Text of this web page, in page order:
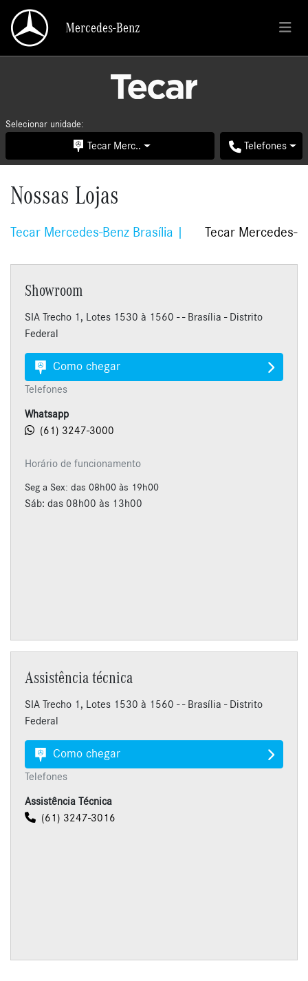
Mercedes-Benz
Selecionar unidade:
Tecar Merc.. Telefones
Nossas Lojas
Tecar Mercedes-Benz Brasília Tecar Mercedes-
Showroom
SIA Trecho 1, Lotes 1530 à 1560 - - Brasília - Distrito
Federal
Como chegar
Telefones
Whatsapp
(61) 3247-3000
Horário de funcionamento
Seg a Sex: das 08h00 às 19h00
Sáb: das 08h00 às 13h00
Assistência técnica
SIA Trecho 1, Lotes 1530 à 1560 - - Brasília - Distrito
Federal
Como chegar
Telefones
Assistência Técnica
(61) 3247-3016
Mercedes-Benz